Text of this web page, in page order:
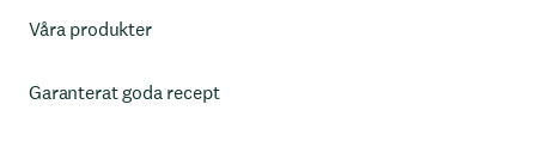
Våra produkter
Garanterat goda recept